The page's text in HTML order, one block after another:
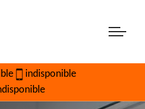
indisponible